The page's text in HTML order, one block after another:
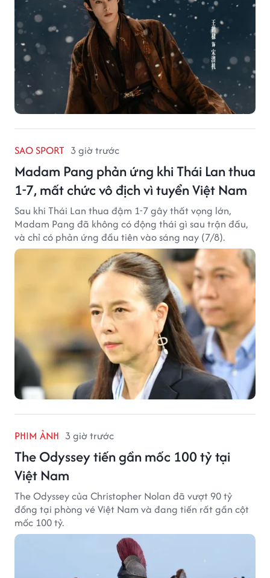
SAO SPORT 3 giờ trước
Madam Pang phản ứng khi Thái Lan thua
1-7, mất chức vô địch vì tuyển Việt Nam
Sau khi Thái Lan thua đậm 1-7 gây thất vọng lớn,
Madam Pang đã không có động thái gì sau trận đấu,
và chỉ có phản ứng đầu tiên vào sáng nay (7/8).
PHIM ẢNH 3 giờ trước
The Odyssey tiến gần mốc 100 tỷ tại
Việt Nam
The Odyssey của Christopher Nolan đã vượt 90 tỷ
đồng tại phòng vé Việt Nam và đang tiến rất gần cột
mốc 100 tỷ.